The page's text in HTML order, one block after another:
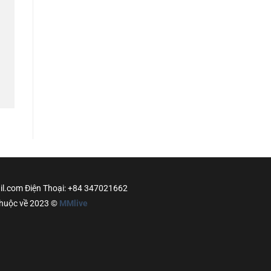
Điện Thoại: +84 347021662
về 2023 © MMlive